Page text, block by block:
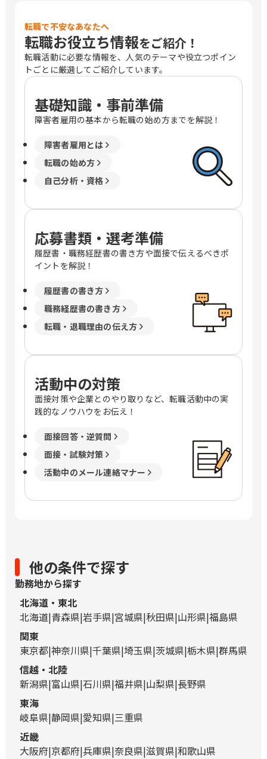
転職で不安なあなたへ
転職お役立ち情報をご紹介！
転職活動に必要な情報を、人気のテーマや役立つポイン
トごとに厳選してご紹介しています。
基礎知識・事前準備
障害者雇用の基本から転職の始め方までを解説！
障害者雇用とは
転職の始め方
自己分析・資格
応募書類・選考準備
履歴書・職務経歴書の書き方や面接で伝えるべきポ
イントを解説！
履歴書の書き方
職務経歴書の書き方
転職・退職理由の伝え方
活動中の対策
面接対策や企業とのやり取りなど、転職活動中の実
践的なノウハウをお伝え！
面接回答・逆質問
面接・試験対策
活動中のメール連絡マナー
他の条件で探す
勤務地から探す
北海道・東北
北海道 青森県 岩手県 宮城県 秋田県 山形県 福島県
関東
東京都 神奈川県 千葉県 埼玉県 茨城県 栃木県 群馬県
信越・北陸
新潟県 富山県 石川県 福井県 山梨県 長野県
東海
岐阜県 静岡県 愛知県 三重県
近畿
大阪府 京都府 兵庫県 奈良県 滋賀県 和歌山県